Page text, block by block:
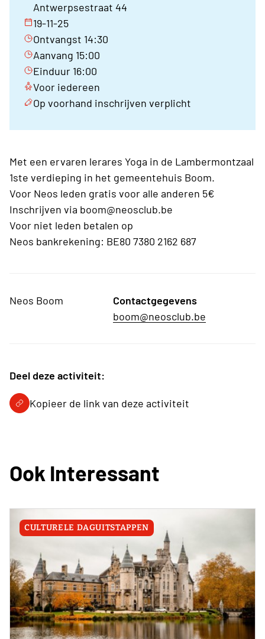
Antwerpsestraat 44
19-11-25
Ontvangst 14:30
Aanvang 15:00
Einduur 16:00
Voor iedereen
Op voorhand inschrijven verplicht
Met een ervaren lerares Yoga in de Lambermontzaal
1ste verdieping in het gemeentehuis Boom.
Voor Neos leden gratis voor alle anderen 5€
Inschrijven via boom@neosclub.be
Voor niet leden betalen op
Neos bankrekening: BE80 7380 2162 687
Neos Boom
Contactgegevens
boom@neosclub.be
Deel deze activiteit:
Kopieer de link van deze activiteit
Ook Interessant
CULTURELE DAGUITSTAPPEN